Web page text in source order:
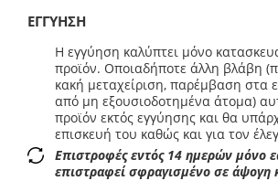
ΕΓΓΎΗΣΗ
Η εγγύηση καλύπτει μόνο
προϊόν. Οποιαδήποτε άλλη βλάβη
κακή μεταχείριση, παρέμβαση στα
από μη εξουσιοδοτημένα άτομα)
προϊόν εκτός εγγύησης και θα
επισκευή του καθώς και για τον
Επιστροφές εντός 14 ημερών μόνο
επιστραφεί σφραγισμένο σε άψογη